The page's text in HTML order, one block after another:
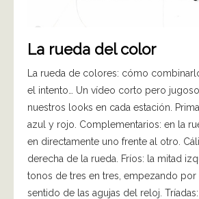
La rueda del color
La rueda de colores: cómo
el intento… Un vídeo corto pero
nuestros looks en cada estación.
azul y rojo. Complementarios: en la
en directamente uno frente al otro.
derecha de la rueda. Fríos: la mitad
tonos de tres en tres, empezando por
sentido de las agujas del reloj.